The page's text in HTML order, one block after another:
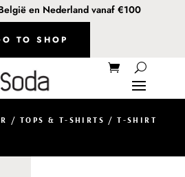
en Nederland vanaf €100
TO SHOP
/TOPS & T-SHIRTS / T-SHIRT